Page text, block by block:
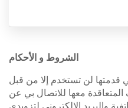
الشروط و الأحكام
لن تستخدم إلا من قبل
معها للاتصال بي عن